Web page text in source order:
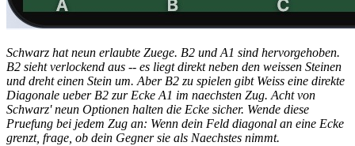
Schwarz hat neun erlaubte Zuege. B2 und A1 sind hervorgehoben.
B2 sieht verlockend aus -- es liegt direkt neben den weissen Steinen
und dreht einen Stein um. Aber B2 zu spielen gibt Weiss eine direkte
Diagonale ueber B2 zur Ecke A1 im naechsten Zug. Acht von
Schwarz' neun Optionen halten die Ecke sicher. Wende diese
Pruefung bei jedem Zug an: Wenn dein Feld diagonal an eine Ecke
grenzt, frage, ob dein Gegner sie als Naechstes nimmt.